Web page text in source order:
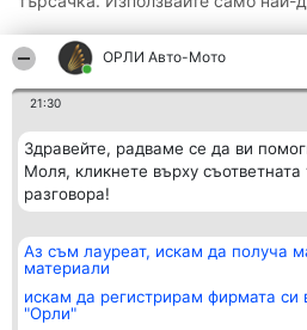
ОРЛИ Aвто-Mото
21:30
Здравейте, радваме се да ви
Моля, кликнете върху
разговора!
Аз съм лауреат, искам да получа
материали
искам да регистрирам фирмата си
"Орли"
Организатор на
класиране
BulevardulAleea Timișul De
Sus Nr. 2, Bl. A30, Sc. A, Et.
Класация
всички